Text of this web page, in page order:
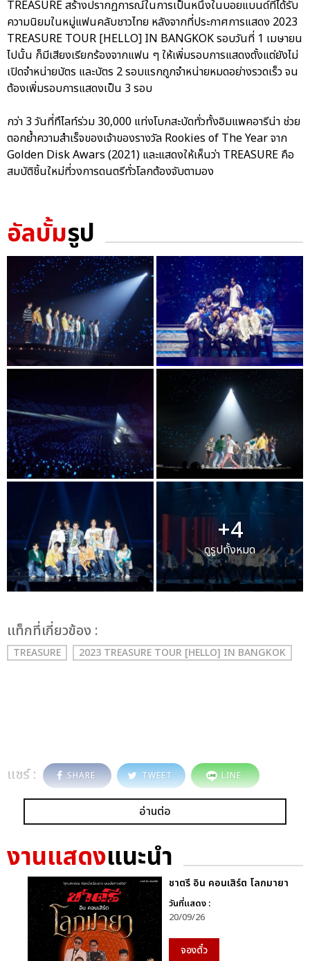
TREASURE สร้างปรากฏการณ์ในการเป็นหนึ่งในบอยแบนด์ที่ได้รับ
ความนิยมในหมู่แฟนคลับชาวไทย หลังจากที่ประกาศการแสดง 2023
TREASURE TOUR [HELLO] IN BANGKOK รอบวันที่ 1 เมษายน
ไปนั้น ก็มีเสียงเรียกร้องจากแฟน ๆ ให้เพิ่มรอบการแสดงตั้งแต่ยังไม่
เปิดจำหน่ายบัตร และบัตร 2 รอบแรกถูกจำหน่ายหมดอย่างรวดเร็ว จน
ต้องเพิ่มรอบการแสดงเป็น 3 รอบ
กว่า 3 วันที่ทึไลท์ร่วม 30,000 แท่งโบกสะบัดทั่วทั้งอิมแพคอารีน่า ช่วย
ตอกย้ำความสำเร็จของเจ้าของรางวัล Rookies of The Year จาก
Golden Disk Awars (2021) และแสดงให้เห็นว่า TREASURE คือ
สมบัติชิ้นใหม่ที่วงการดนตรีทั่วโลกต้องจับตามอง
อัลบั้มรูป
+4
ดูรูปทั้งหมด
เเท็กที่เกี่ยวข้อง :
TREASURE 2023 TREASURE TOUR [HELLO] IN BANGKOK
แชร์ : SHARE TWEET LINE
อ่านต่อ
งานแสดงแนะนำ
ชาตรี อิน คอนเสิร์ต โลกมายา
วันที่แสดง :
20/09/26
จองตั๋ว